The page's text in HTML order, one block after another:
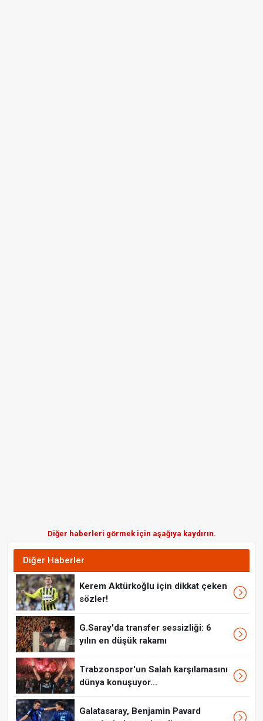
Diğer haberleri görmek için aşağıya kaydırın.
Diğer Haberler
Kerem Aktürkoğlu için dikkat çeken
sözler!
G.Saray'da transfer sessizliği: 6
yılın en düşük rakamı
Trabzonspor'un Salah karşılamasını
dünya konuşuyor...
Galatasaray, Benjamin Pavard